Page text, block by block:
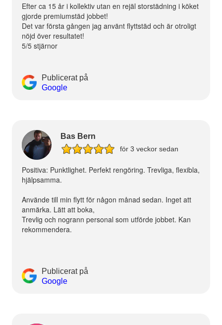
Efter ca 15 år i kollektiv utan en rejäl storstädning i köket
gjorde premiumstäd jobbet!
Det var första gången jag använt flyttstäd och är otroligt
nöjd över resultatet!
5/5 stjärnor
Publicerat på
Google
Bas Bern
för 3 veckor sedan
Positiva: Punktlighet. Perfekt rengöring. Trevliga, flexibla,
hjälpsamma.
Använde till min flytt för någon månad sedan. Inget att
anmärka. Lätt att boka,
Trevlig och nogrann personal som utförde jobbet. Kan
rekommendera.
Publicerat på
Google